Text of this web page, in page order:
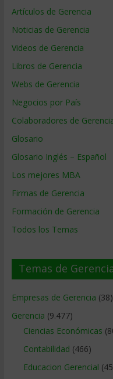
Artículos de Gerencia
Noticias de Gerencia
Videos de Gerencia
Libros de Gerencia
Webs de Gerencia
Negocios por País
Colaboradores de
Glosario
Glosario Inglés – Español
Los mejores MBA
Firmas de Gerencia
Formación de Gerencia
Todos los Temas
Temas de
Empresas de Gerencia (38)
Gerencia (9.477)
Ciencias Económicas
Contabilidad (466)
Educacion Gerencial